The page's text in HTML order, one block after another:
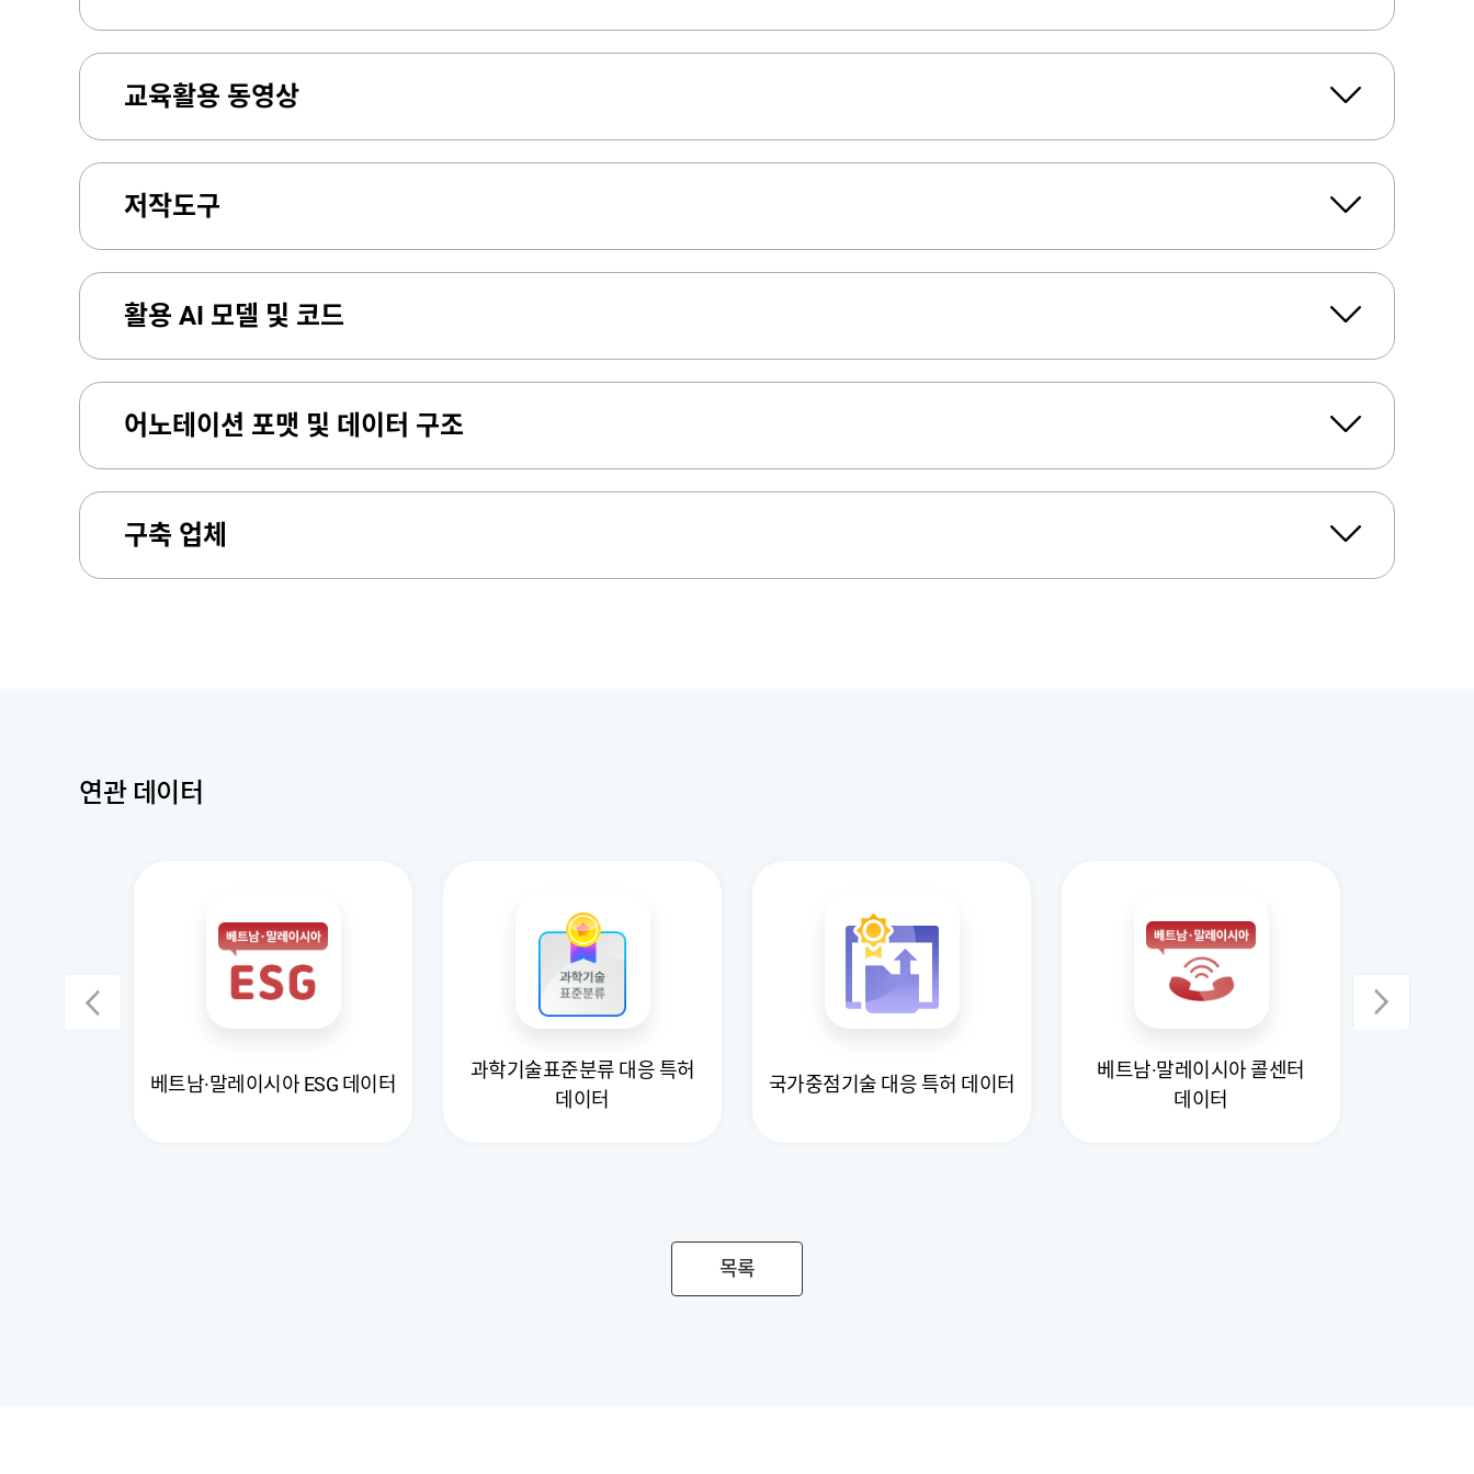
교육활용 동영상
저작도구
활용 AI 모델 및 코드
어노테이션 포맷 및 데이터 구조
구축 업체
연관 데이터
베트남·말레이시아 ESG 데이터
과학기술표준분류 대응 특허
데이터
국가중점기술 대응 특허 데이터
베트남·말레이시아 콜센터
데이터
목록